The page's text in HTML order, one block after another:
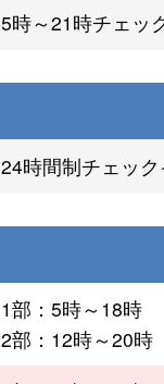
5時～21時チェッ
24時間制チェッ
1部：5時～18時
2部：12時～20時